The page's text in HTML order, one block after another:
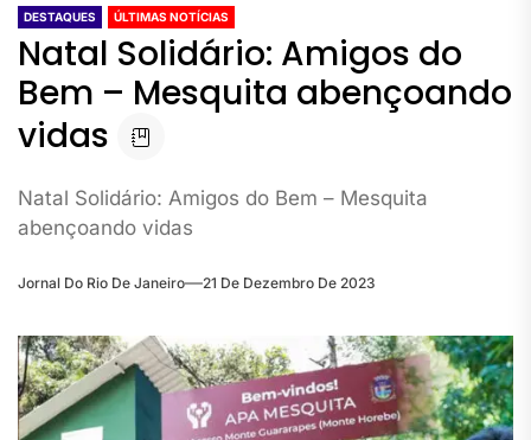
DESTAQUES ÚLTIMAS NOTÍCIAS
Natal Solidário: Amigos do
Bem – Mesquita abençoando
vidas
Natal Solidário: Amigos do Bem – Mesquita
abençoando vidas
Jornal Do Rio De Janeiro 21 De Dezembro De 2023